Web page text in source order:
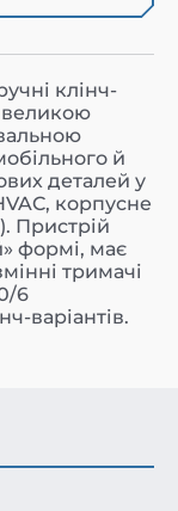
клінч-
й
деталей у
корпусне
Пристрій
формі, має
тримачі
6
варіантів.